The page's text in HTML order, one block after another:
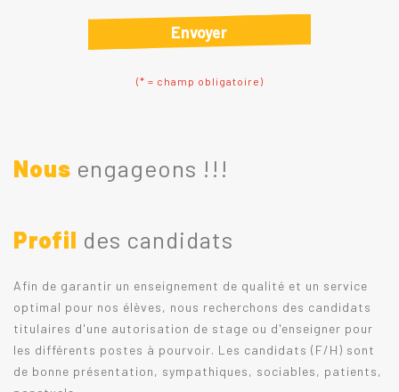
Envoyer
(* = champ obligatoire)
Nous engageons !!!
Profil des candidats
Afin de garantir un enseignement de qualité et un service
optimal pour nos élèves, nous recherchons des candidats
titulaires d'une autorisation de stage ou d'enseigner pour
les différents postes à pourvoir. Les candidats (F/H) sont
de bonne présentation, sympathiques, sociables, patients,